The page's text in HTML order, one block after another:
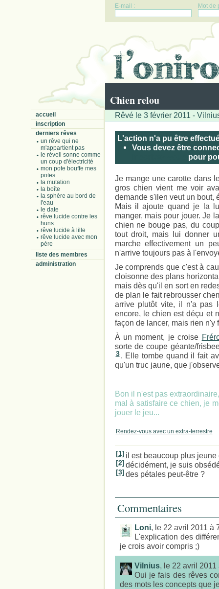
E-mail : Mot de
Chien relou
accueil
inscription
derniers rêves
un rêve qui ne
m'appartient pas
le réveil sonne comme
un coup d'électricité
mon pote bouffe mes
potes
la mutation
la boîte
la sphère au bord de
l'eau
le date
rêve lucide contre les
huns
rêve lucide à lille
rêve lucide avec mon
père
liste des membres
administration
Rêvé le 3 février 2011 -
L'action n'a pu être
Vous devez être
pour
Je mange une carotte dans
gros chien vient me voir
demande s'ilen veut un bout,
Mais il ajoute quand je la
manger, mais pour jouer. Je
chien ne bouge pas, du
tout droit, mais lui donner
marche effectivement un
n'arrive toujours pas à
Je comprends que c'est à
cloisonne des plans
mais dès qu'il en sort en
de plan le fait rebrousser
arrive plutôt vite, il n'a pas
encore, le chien est déçu et
façon de lancer, mais rien n'y
À un moment, je croise
sorte de coupe géante/
3 . Elle tombe quand il fait
qu'un truc jaune, que
Bon il n'est pas
mal à satisfaire ce chien, je
jouer le jeu...
Rendez-vous avec un extra-terrestre
[1] il est beaucoup plus
[2] décidément, je suis
[3] des pétales peut-être ?
Commentaires
Loni, le 22 avril 2011 à
L'explication des
je crois avoir compris ;)
Vilnius, le 22 avril 2011
Oui je fais des rêves
des mots les concepts que